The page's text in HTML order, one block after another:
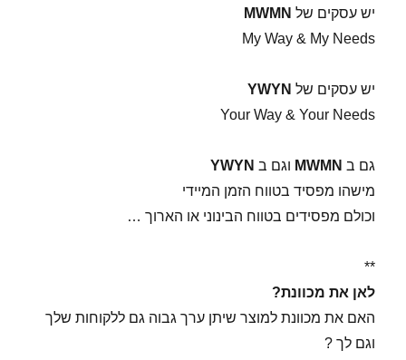
יש עסקים של MWMN
My Way & My Needs
יש עסקים של YWYN
Your Way & Your Needs
גם ב MWMN וגם ב YWYN
מישהו מפסיד בטווח הזמן המיידי
וכולם מפסידים בטווח הבינוני או הארוך …
**
לאן את מכוונת?
האם את מכוונת למוצר שיתן ערך גבוה גם ללקוחות שלך
וגם לך ?